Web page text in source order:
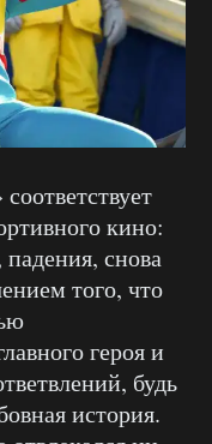
соответствует
кино:
снова
того, что
героя и
будь
история.